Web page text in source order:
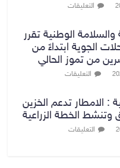
التعليقات
والسلامة الوطنية تقرر
الجوية ابتداءً من
من تموز الحالي
التعليقات
: الامطار تدعم الخزين
وتنشط الخطة الزراعية
التعليقات